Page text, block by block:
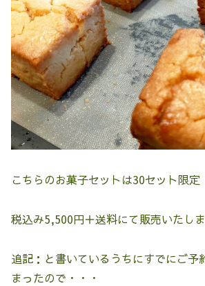
こちらのお菓子セットは30セット限定
税込み5,500円＋送料にて販売いたしま
追記：と書いているうちにすでにご予
まったので・・・